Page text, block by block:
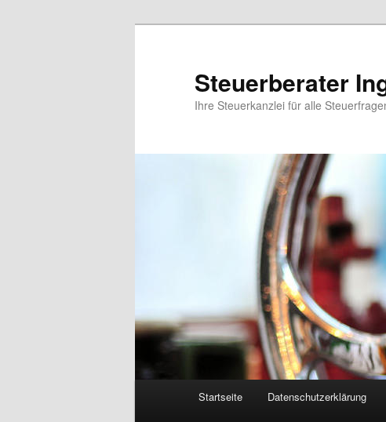
Steuerberater
Ihre Steuerkanzlei für alle
Zum
Zum
Startseite Datenschutzerklärung